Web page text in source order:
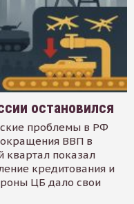
остановился
проблемы в РФ
ВВП в
квартал показал
кредитования и
ЦБ дало свои